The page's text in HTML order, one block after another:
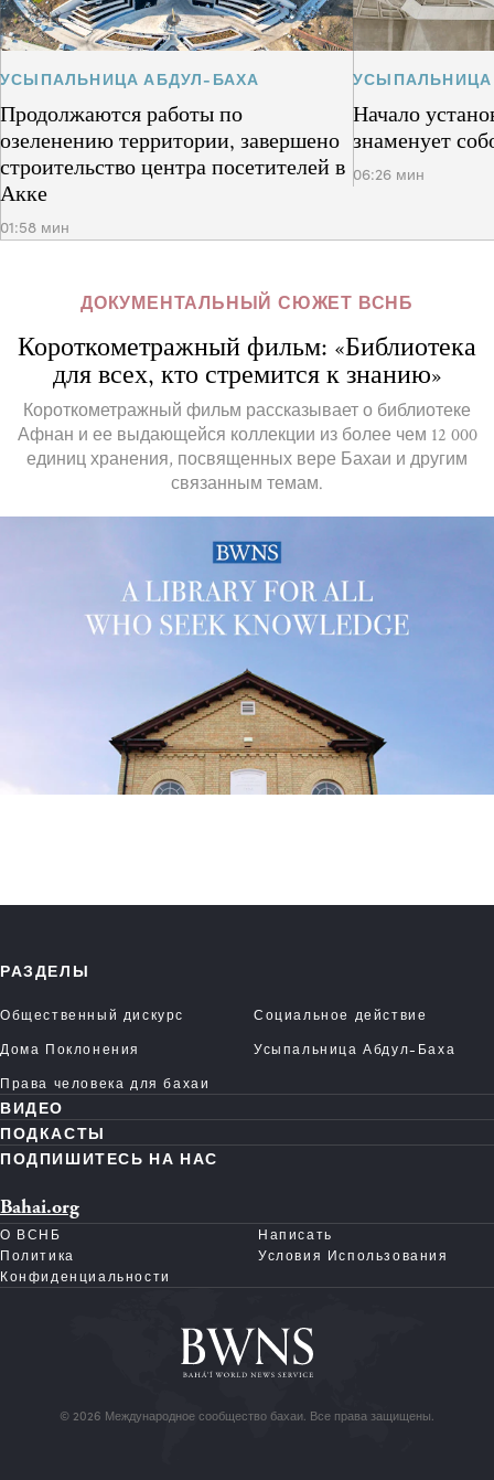
УСЫПАЛЬНИЦА АБДУЛ-БАХА
Продолжаются работы по
озеленению территории, завершено
строительство центра посетителей в
Акке
01:58 мин
Начало
знаменует
06:26 мин
ДОКУМЕНТАЛЬНЫЙ СЮЖЕТ ВСНБ
Короткометражный фильм: «Библиотека
для всех, кто стремится к знанию»
Короткометражный фильм рассказывает о библиотеке
Афнан и ее выдающейся коллекции из более чем 12 000
единиц хранения, посвященных вере Бахаи и другим
связанным темам.
РАЗДЕЛЫ
Общественный дискурс
Социальное действие
Дома Поклонения
Усыпальница Абдул-Баха
Права человека для бахаи
ВИДЕО
ПОДКАСТЫ
ПОДПИШИТЕСЬ НА НАС
Bahai.org
О ВСНБ
Написать
Политика
Конфиденциальности
Условия Использования
© 2026 Международное сообщество бахаи. Все права защищены.